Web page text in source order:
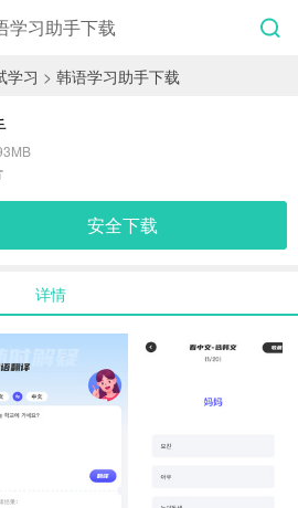
学习助手下载
学习 > 韩语学习助手下载
安全下载
详情